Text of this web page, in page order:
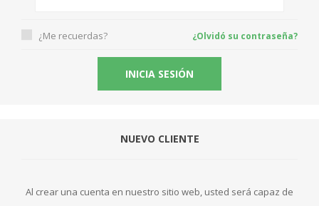
¿Me recuerdas? ¿Olvidó su contraseña?
NUEVO CLIENTE
Al crear una cuenta en nuestro sitio web, usted será capaz de